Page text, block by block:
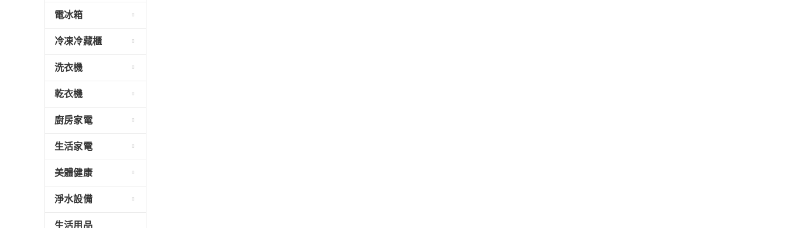
電冰箱
冷凍冷藏櫃
洗衣機
乾衣機
廚房家電
生活家電
美體健康
淨水設備
生活用品